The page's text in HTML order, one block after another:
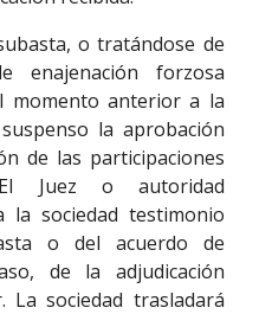
o tratándose de
enajenación forzosa
momento anterior a la
la aprobación
de las participaciones
El Juez o autoridad
la sociedad testimonio
o del acuerdo de
de la adjudicación
La sociedad trasladará